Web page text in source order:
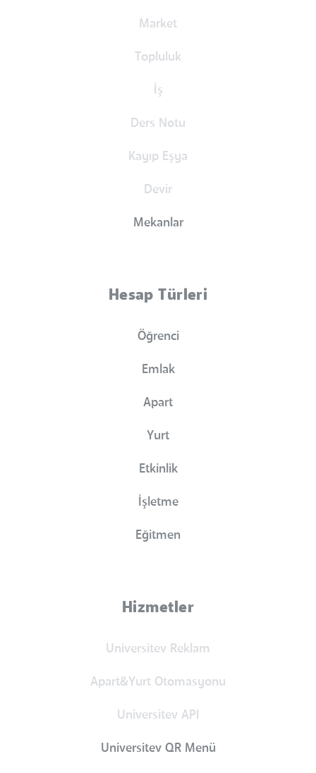
Market
Topluluk
İş
Ders Notu
Kayıp Eşya
Devir
Mekanlar
Hesap Türleri
Öğrenci
Emlak
Apart
Yurt
Etkinlik
İşletme
Eğitmen
Hizmetler
Universitev Reklam
Apart&Yurt Otomasyonu
Universitev API
Universitev QR Menü